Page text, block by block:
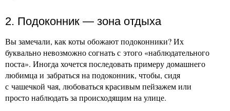
2. Подоконник — зона отдыха
Вы замечали, как коты обожают подоконники? Их
буквально невозможно согнать с этого «наблюдательного
поста». Иногда хочется последовать примеру домашнего
любимца и забраться на подоконник, чтобы, сидя
с чашечкой чая, любоваться красивым пейзажем или
просто наблюдать за происходящим на улице.